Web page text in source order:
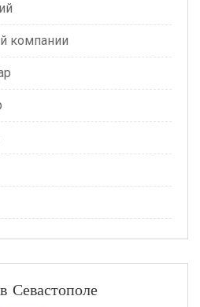
компании
Севастополе